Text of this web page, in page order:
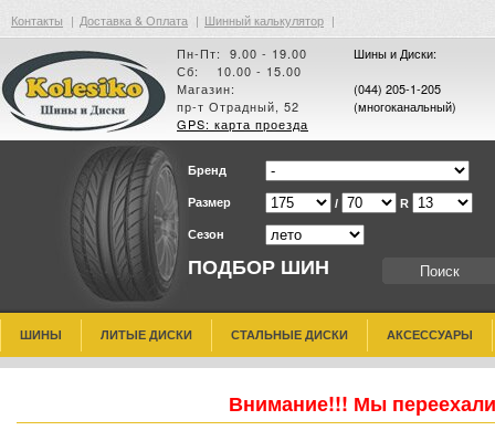
Контакты | Доставка & Оплата | Шинный калькулятор |
Пн-Пт: 9.00 - 19.00
Сб: 10.00 - 15.00
Магазин:
пр-т Отрадный, 52
GPS: карта проезда
Шины и Диски:
(044) 205-1-205
(многоканальный)
ПОДБОР ШИН
Бренд
Размер / R
Сезон
ШИНЫ ЛИТЫЕ ДИСКИ СТАЛЬНЫЕ ДИСКИ АКСЕССУАРЫ
Внимание!!! Мы